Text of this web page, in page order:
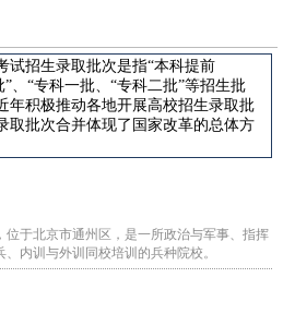
试招生录取批次是指“本科提前
、“专科一批、“专科二批”等招生批
年积极推动各地开展高校招生录取批
取批次合并体现了国家改革的总体方
于北京市通州区，是一所政治与军事、指挥
内训与外训同校培训的兵种院校。